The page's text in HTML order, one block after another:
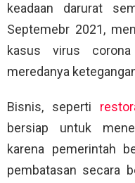
keadaan darurat
Septemebr 2021,
kasus virus
meredanya
Bisnis, seperti
bersiap untuk
karena pemerintah
pembatasan secara